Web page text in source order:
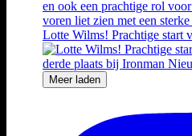
Lotte Wilms! Prachtige start
Meer laden